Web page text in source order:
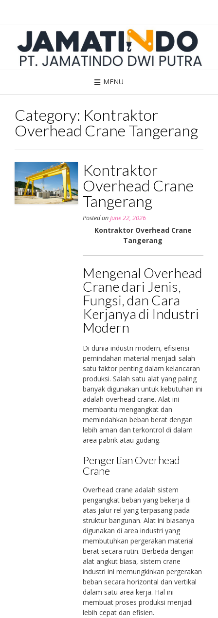
MENU
Category: Kontraktor
Overhead Crane Tangerang
Kontraktor
Overhead Crane
Tangerang
Posted onJune 22, 2026
Kontraktor Overhead Crane
Tangerang
Mengenal Overhead
Crane dari Jenis,
Fungsi, dan Cara
Kerjanya di Industri
Modern
Di dunia industri modern, efisiensi
pemindahan material menjadi salah
satu faktor penting dalam kelancaran
produksi. Salah satu alat yang paling
banyak digunakan untuk kebutuhan ini
adalah overhead crane. Alat ini
membantu mengangkat dan
memindahkan beban berat dengan
lebih aman dan terkontrol di dalam
area pabrik atau gudang.
Pengertian Overhead
Crane
Overhead crane adalah sistem
pengangkat beban yang bekerja di
atas jalur rel yang terpasang pada
struktur bangunan. Alat ini biasanya
digunakan di area industri yang
membutuhkan pergerakan material
berat secara rutin. Berbeda dengan
alat angkut biasa, sistem crane
industri ini memungkinkan pergerakan
beban secara horizontal dan vertikal
dalam satu area kerja. Hal ini
membuat proses produksi menjadi
lebih cepat dan efisien.